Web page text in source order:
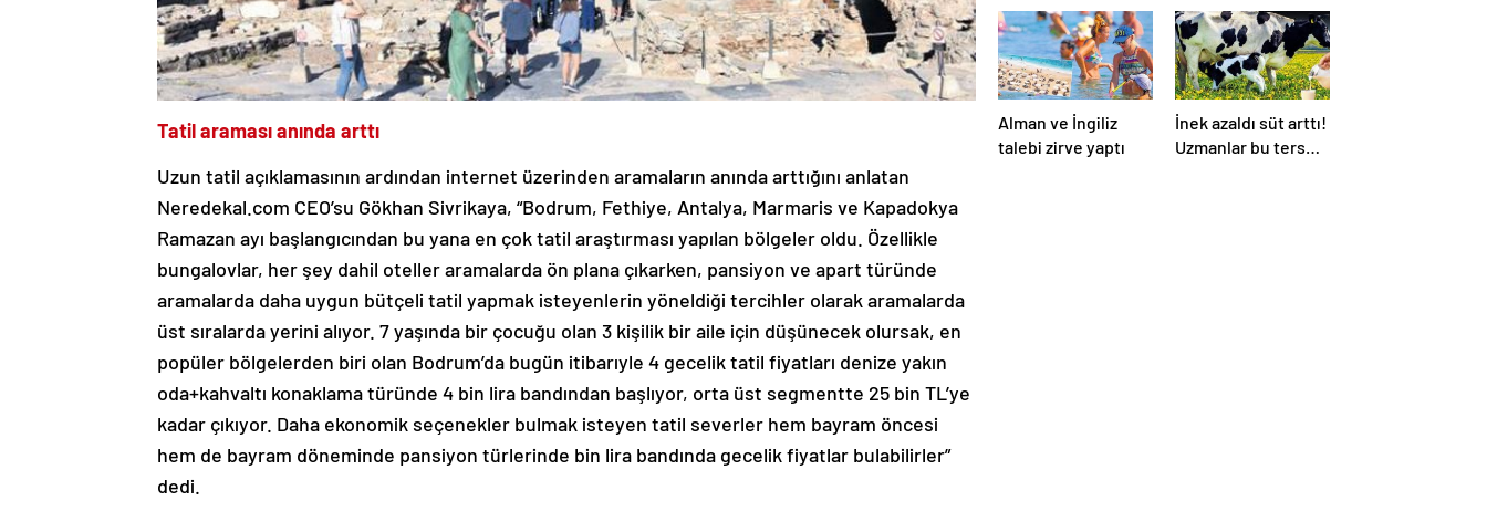
Tatil araması anında arttı
Uzun tatil açıklamasının ardından internet üzerinden aramaların anında arttığını anlatan
Neredekal.com CEO’su Gökhan Sivrikaya, “Bodrum, Fethiye, Antalya, Marmaris ve Kapadokya
Ramazan ayı başlangıcından bu yana en çok tatil araştırması yapılan bölgeler oldu. Özellikle
bungalovlar, her şey dahil oteller aramalarda ön plana çıkarken, pansiyon ve apart türünde
aramalarda daha uygun bütçeli tatil yapmak isteyenlerin yöneldiği tercihler olarak aramalarda
üst sıralarda yerini alıyor. 7 yaşında bir çocuğu olan 3 kişilik bir aile için düşünecek olursak, en
popüler bölgelerden biri olan Bodrum’da bugün itibarıyle 4 gecelik tatil fiyatları denize yakın
oda+kahvaltı konaklama türünde 4 bin lira bandından başlıyor, orta üst segmentte 25 bin TL’ye
kadar çıkıyor. Daha ekonomik seçenekler bulmak isteyen tatil severler hem bayram öncesi
hem de bayram döneminde pansiyon türlerinde bin lira bandında gecelik fiyatlar bulabilirler”
dedi.
Alman ve İngiliz
talebi zirve yaptı
İnek azaldı süt arttı!
Uzmanlar bu ters